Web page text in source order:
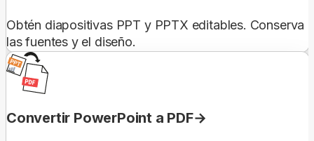
Obtén diapositivas PPT y PPTX editables. Conserva
las fuentes y el diseño.
Convertir PowerPoint a PDF